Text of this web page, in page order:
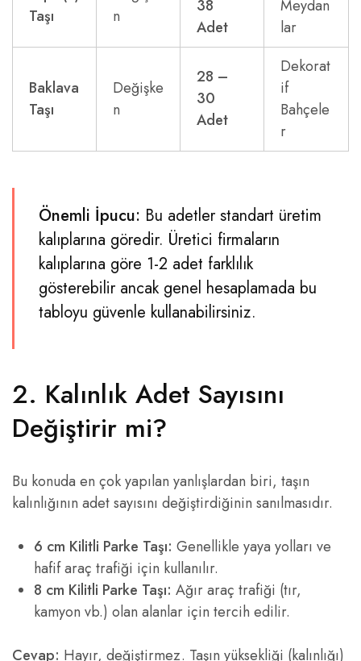
Taşı
n
38
Adet
Meydan
lar
Baklava
Taşı
Değişke
n
28 –
30
Adet
Dekorat
if
Bahçele
r
Önemli İpucu: Bu adetler standart üretim
kalıplarına göredir. Üretici firmaların
kalıplarına göre 1-2 adet farklılık
gösterebilir ancak genel hesaplamada bu
tabloyu güvenle kullanabilirsiniz.
2. Kalınlık Adet Sayısını
Değiştirir mi?
Bu konuda en çok yapılan yanlışlardan biri, taşın
kalınlığının adet sayısını değiştirdiğinin sanılmasıdır.
6 cm Kilitli Parke Taşı: Genellikle yaya yolları ve
hafif araç trafiği için kullanılır.
8 cm Kilitli Parke Taşı: Ağır araç trafiği (tır,
kamyon vb.) olan alanlar için tercih edilir.
Cevap: Hayır, değiştirmez. Taşın yüksekliği (kalınlığı)